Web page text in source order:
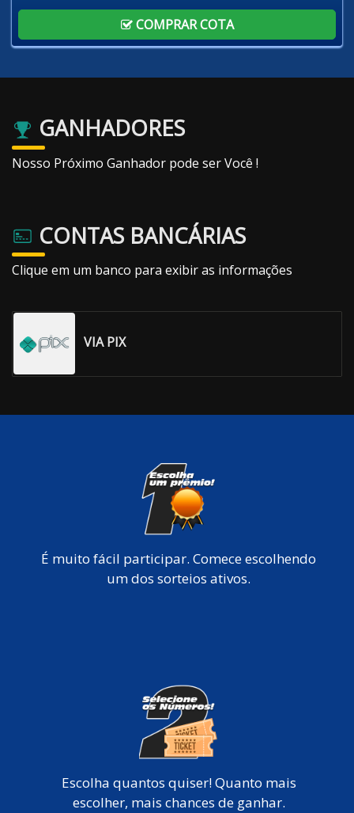
COMPRAR COTA
GANHADORES
Nosso Próximo Ganhador pode ser Você !
CONTAS BANCÁRIAS
Clique em um banco para exibir as informações
VIA PIX
É muito fácil participar. Comece escolhendo
um dos sorteios ativos.
Escolha quantos quiser! Quanto mais
escolher, mais chances de ganhar.